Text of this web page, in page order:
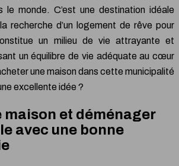
le monde. C’est une destination idéale
recherche d’un logement de rêve pour
un milieu de vie attrayante et
un équilibre de vie adéquate au cœur
une maison dans cette municipalité
excellente idée ?
maison et déménager
avec une bonne